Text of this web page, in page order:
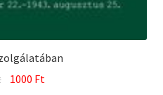
Original
1000 Ft